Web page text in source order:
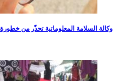
وكالة السلامة المعلوماتية تحذّر من خطورة